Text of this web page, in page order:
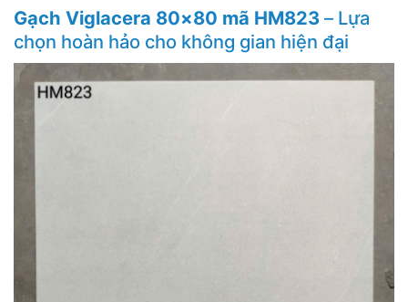
Gạch Viglacera 80×80 mã HM823 – Lựa
chọn hoàn hảo cho không gian hiện đại